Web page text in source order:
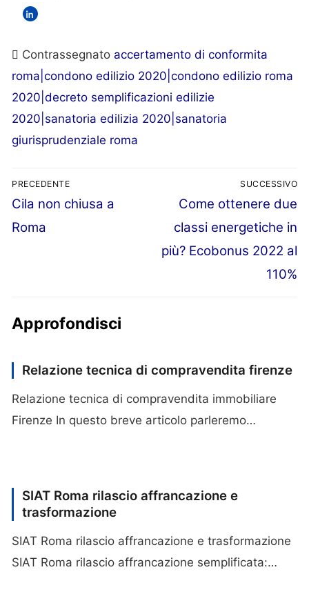
Contrassegnato accertamento di conformita
roma|condono edilizio 2020|condono edilizio roma
2020|decreto semplificazioni edilizie
2020|sanatoria edilizia 2020|sanatoria
giurisprudenziale roma
Navigazione
articoli
PRECEDENTE
Articolo
precedente:
Cila non chiusa a
Roma
SUCCESSIVO
Articolo
successivo:
Come ottenere due
classi energetiche in
più? Ecobonus 2022 al
110%
Approfondisci
Relazione tecnica di compravendita firenze
Relazione tecnica di compravendita immobiliare
Firenze In questo breve articolo parleremo…
SIAT Roma rilascio affrancazione e
trasformazione
SIAT Roma rilascio affrancazione e trasformazione
SIAT Roma rilascio affrancazione semplificata:…